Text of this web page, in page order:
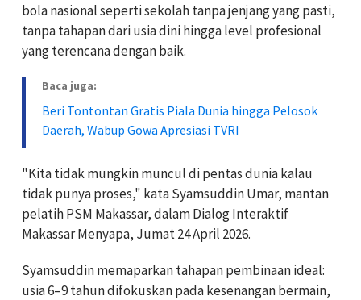
bola nasional seperti sekolah tanpa jenjang yang pasti,
tanpa tahapan dari usia dini hingga level profesional
yang terencana dengan baik.
Baca juga:
Beri Tontontan Gratis Piala Dunia hingga Pelosok
Daerah, Wabup Gowa Apresiasi TVRI
"Kita tidak mungkin muncul di pentas dunia kalau
tidak punya proses," kata Syamsuddin Umar, mantan
pelatih PSM Makassar, dalam Dialog Interaktif
Makassar Menyapa, Jumat 24 April 2026.
Syamsuddin memaparkan tahapan pembinaan ideal:
usia 6–9 tahun difokuskan pada kesenangan bermain,